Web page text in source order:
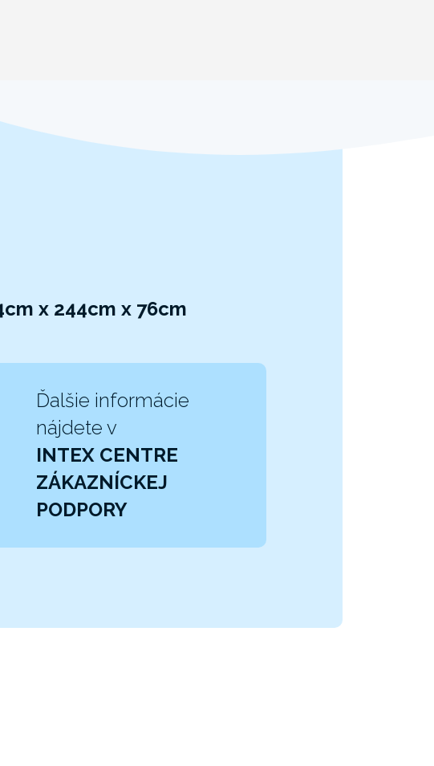
x 244cm x 76cm
Ďalšie informácie
nájdete v
INTEX CENTRE
ZÁKAZNÍCKEJ
PODPORY